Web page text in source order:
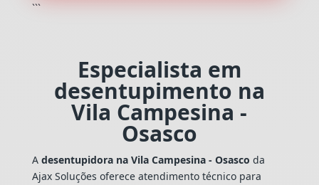
```
Especialista em
desentupimento na
Vila Campesina -
Osasco
A desentupidora na Vila Campesina - Osasco da
Ajax Soluções oferece atendimento técnico para